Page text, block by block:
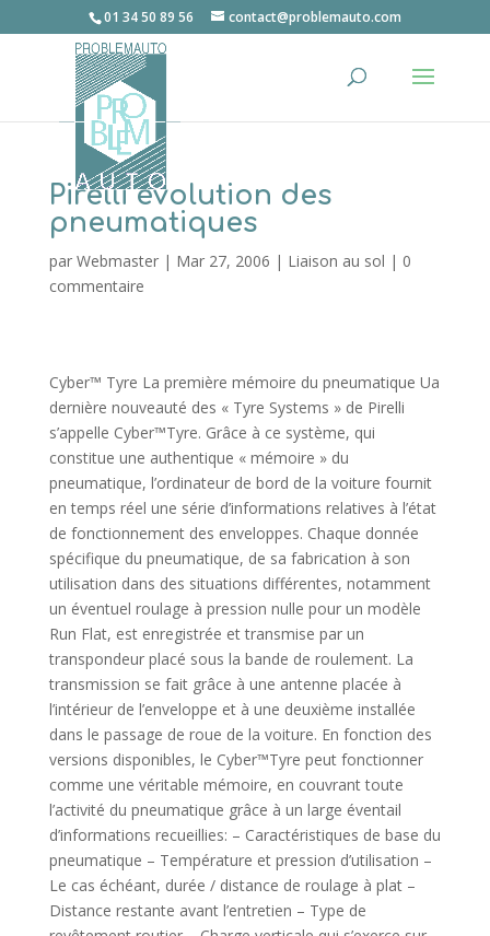
01 34 50 89 56 contact@problemauto.com
Pirelli évolution des
pneumatiques
par Webmaster| Mar 27, 2006 | Liaison au sol | 0
commentaire
Cyber™ Tyre La première mémoire du pneumatique Ua
dernière nouveauté des « Tyre Systems » de Pirelli
s’appelle Cyber™Tyre. Grâce à ce système, qui
constitue une authentique « mémoire » du
pneumatique, l’ordinateur de bord de la voiture fournit
en temps réel une série d’informations relatives à l’état
de fonctionnement des enveloppes. Chaque donnée
spécifique du pneumatique, de sa fabrication à son
utilisation dans des situations différentes, notamment
un éventuel roulage à pression nulle pour un modèle
Run Flat, est enregistrée et transmise par un
transpondeur placé sous la bande de roulement. La
transmission se fait grâce à une antenne placée à
l’intérieur de l’enveloppe et à une deuxième installée
dans le passage de roue de la voiture. En fonction des
versions disponibles, le Cyber™Tyre peut fonctionner
comme une véritable mémoire, en couvrant toute
l’activité du pneumatique grâce à un large éventail
d’informations recueillies: – Caractéristiques de base du
pneumatique – Température et pression d’utilisation –
Le cas échéant, durée / distance de roulage à plat –
Distance restante avant l’entretien – Type de